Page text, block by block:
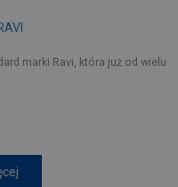
marki Ravi, która już od wielu